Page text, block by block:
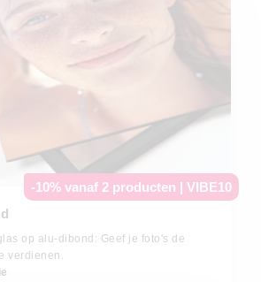
-10% vanaf 2 producten | VIBE10
op alu-dibond: Geef je foto's de
verdienen.